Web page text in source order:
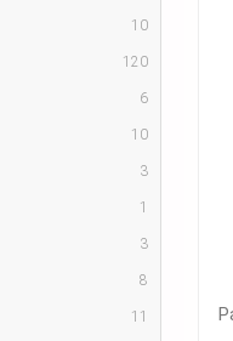
10
120
6
10
3
1
3
8
11